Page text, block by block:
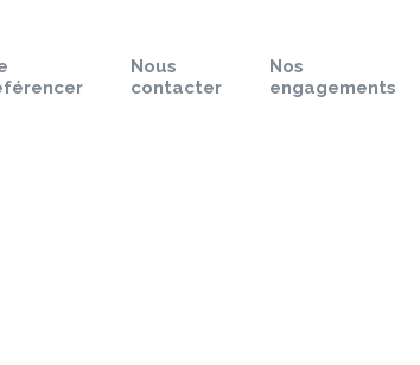
Nous
contacter
Nos
engagements